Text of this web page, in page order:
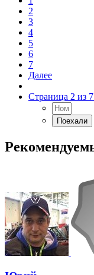
2
3
4
5
6
7
Далее
Страница 2 из 7